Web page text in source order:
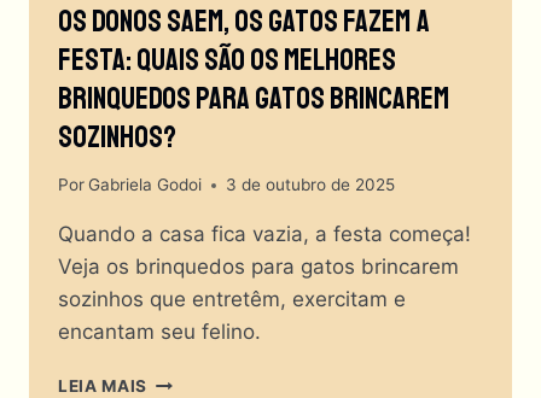
Os Donos Saem, Os Gatos Fazem A
Festa: Quais São Os Melhores
Brinquedos Para Gatos Brincarem
Sozinhos?
PorGabriela Godoi 3 de outubro de 2025
Quando a casa fica vazia, a festa começa!
Veja os brinquedos para gatos brincarem
sozinhos que entretêm, exercitam e
encantam seu felino.
LEIA MAIS OS